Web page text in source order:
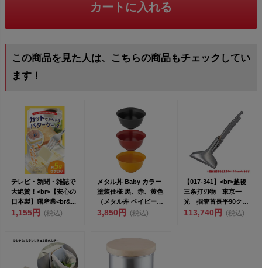
カートに入れる
この商品を見た人は、こちらの商品もチェックしてい
ます！
テレビ・新聞・雑誌で
大絶賛！<br>【安心の
日本製】曙産業<br&...
1,155円 (税込)
メタル丼 Baby カラー
塗装仕様 黒、赤、黄色
（メタル丼 ベイビー
カラー）<...
3,850円 (税込)
【017-341】<br>越後
三条打刃物 東京一
光 掴箸首長平90クロ
ー...
113,740円 (税込)